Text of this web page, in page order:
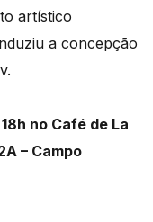
artístico
a concepção
no Café de La
– Campo